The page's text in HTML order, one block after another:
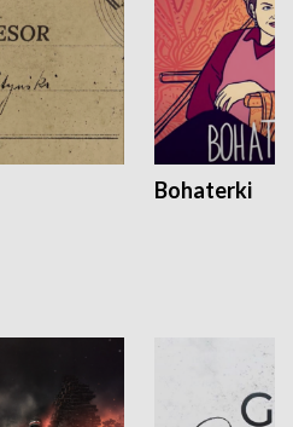
Bohaterki